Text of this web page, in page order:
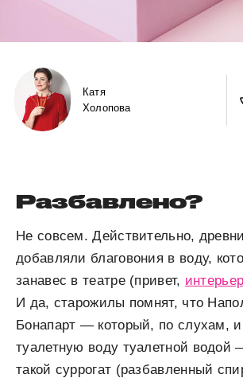
Катя
Холопова
Разбавлено?
Не совсем. Действительно,
добавляли благовония в воду,
занавес в театре (привет,
И да, старожилы помнят, что
Бонапарт — который, по слухам, и
туалетную воду туалетной водой
такой суррогат (разбавленный